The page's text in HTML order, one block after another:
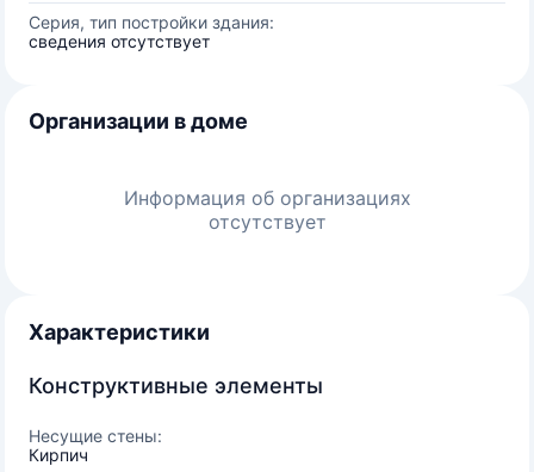
Серия, тип постройки здания:
сведения отсутствует
Организации в доме
Информация об организациях
отсутствует
Характеристики
Конструктивные элементы
Несущие стены:
Кирпич